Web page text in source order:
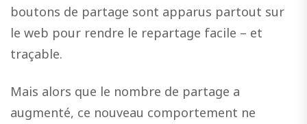
boutons de partage sont apparus partout sur
le web pour rendre le repartage facile – et
traçable.
Mais alors que le nombre de partage a
augmenté, ce nouveau comportement ne